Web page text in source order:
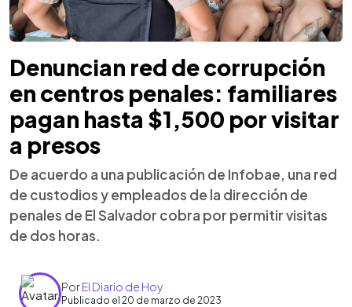
Denuncian red de corrupción
en centros penales: familiares
pagan hasta $1,500 por visitar
a presos
De acuerdo a una publicación de Infobae, una red
de custodios y empleados de la dirección de
penales de El Salvador cobra por permitir visitas
de dos horas.
PorEl Diario de Hoy
Publicado el 20 de marzo de 2023